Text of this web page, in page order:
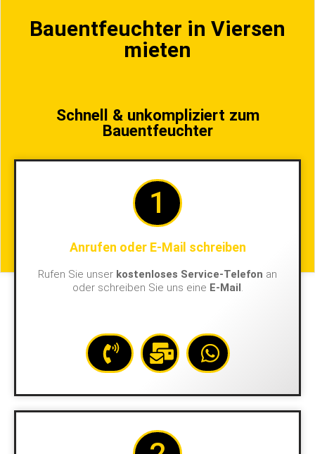
Bauentfeuchter in Viersen
mieten
Schnell & unkompliziert zum
Bauentfeuchter
1
Anrufen oder E-Mail schreiben
Rufen Sie unser kostenloses Service-Telefon an
oder schreiben Sie uns eine E-Mail.